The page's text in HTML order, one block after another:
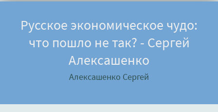
Русское экономическое чудо:
что пошло не так? - Сергей
Алексашенко
Алексашенко Сергей